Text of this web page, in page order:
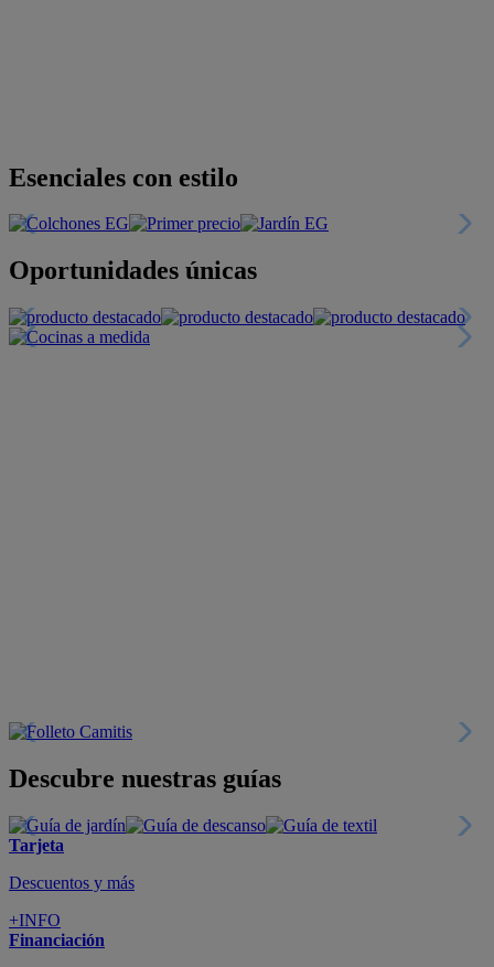
Esenciales con estilo
Oportunidades únicas
Descubre nuestras guías
Tarjeta
Descuentos y más
+INFO
Financiación